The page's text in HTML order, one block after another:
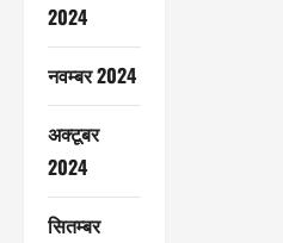
2024
नवम्बर 2024
अक्टूबर
2024
सितम्बर